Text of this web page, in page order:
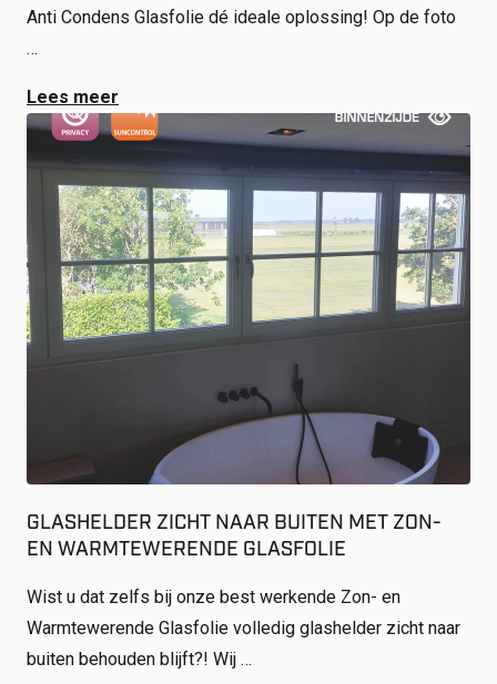
Anti Condens Glasfolie dé ideale oplossing! Op de foto
…
Lees meer
GLASHELDER ZICHT NAAR BUITEN MET ZON-
EN WARMTEWERENDE GLASFOLIE
Wist u dat zelfs bij onze best werkende Zon- en
Warmtewerende Glasfolie volledig glashelder zicht naar
buiten behouden blijft?! Wij …